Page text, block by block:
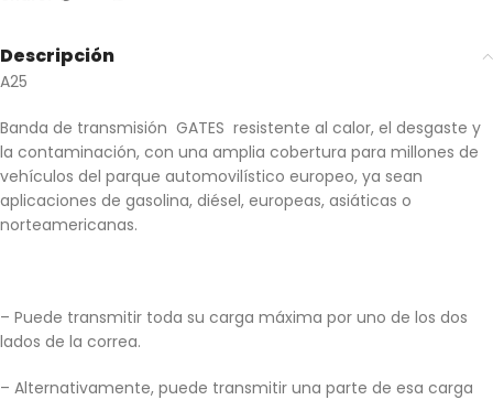
Descripción
A25
Banda de transmisión GATES resistente al calor, el desgaste y
la contaminación, con una amplia cobertura para millones de
vehículos del parque automovilístico europeo, ya sean
aplicaciones de gasolina, diésel, europeas, asiáticas o
norteamericanas.
– Puede transmitir toda su carga máxima por uno de los dos
lados de la correa.
– Alternativamente, puede transmitir una parte de esa carga